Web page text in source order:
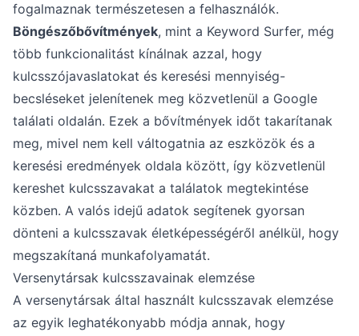
fogalmaznak természetesen a felhasználók.
Böngészőbővítmények, mint a Keyword Surfer, még
több funkcionalitást kínálnak azzal, hogy
kulcsszójavaslatokat és keresési mennyiség-
becsléseket jelenítenek meg közvetlenül a Google
találati oldalán. Ezek a bővítmények időt takarítanak
meg, mivel nem kell váltogatnia az eszközök és a
keresési eredmények oldala között, így közvetlenül
kereshet kulcsszavakat a találatok megtekintése
közben. A valós idejű adatok segítenek gyorsan
dönteni a kulcsszavak életképességéről anélkül, hogy
megszakítaná munkafolyamatát.
Versenytársak kulcsszavainak elemzése
A versenytársak által használt kulcsszavak elemzése
az egyik leghatékonyabb módja annak, hogy